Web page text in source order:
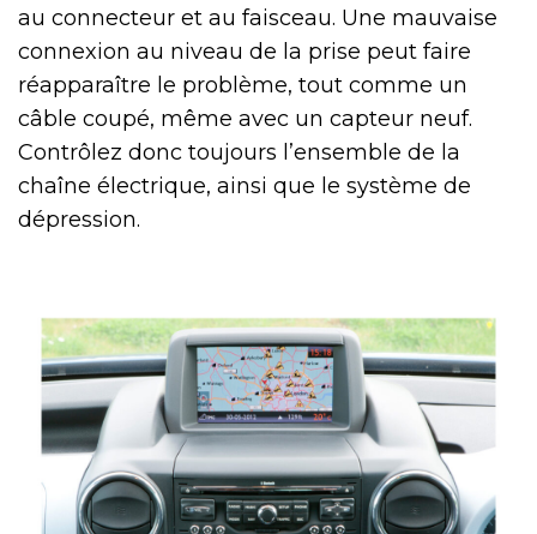
au connecteur et au faisceau. Une mauvaise
connexion au niveau de la prise peut faire
réapparaître le problème, tout comme un
câble coupé, même avec un capteur neuf.
Contrôlez donc toujours l’ensemble de la
chaîne électrique, ainsi que le système de
dépression.